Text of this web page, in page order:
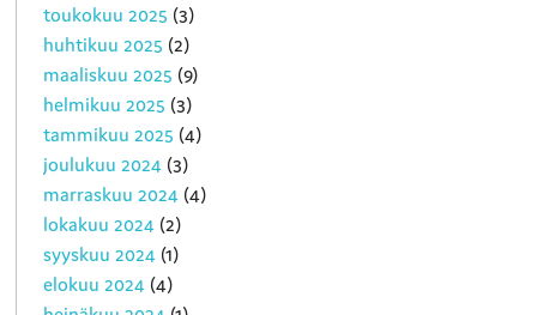
toukokuu 2025 (3)
huhtikuu 2025 (2)
maaliskuu 2025 (9)
helmikuu 2025 (3)
tammikuu 2025 (4)
joulukuu 2024 (3)
marraskuu 2024 (4)
lokakuu 2024 (2)
syyskuu 2024 (1)
elokuu 2024 (4)